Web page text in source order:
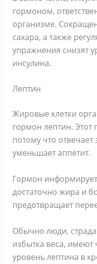
гормоном,
организме.
сахара, а также
упражнения снизят
инсулина.
Лептин
Жировые клетки
гормон лептин.
потому что отвечает
уменьшает аппетит.
Гормон
достаточно жира и
предотвращает
Обычно люди,
избытка веса,
уровень лептина в